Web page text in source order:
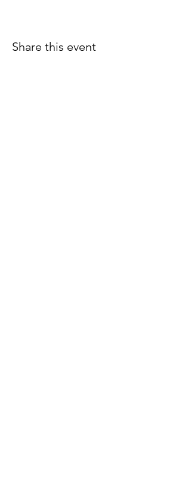
Share this event